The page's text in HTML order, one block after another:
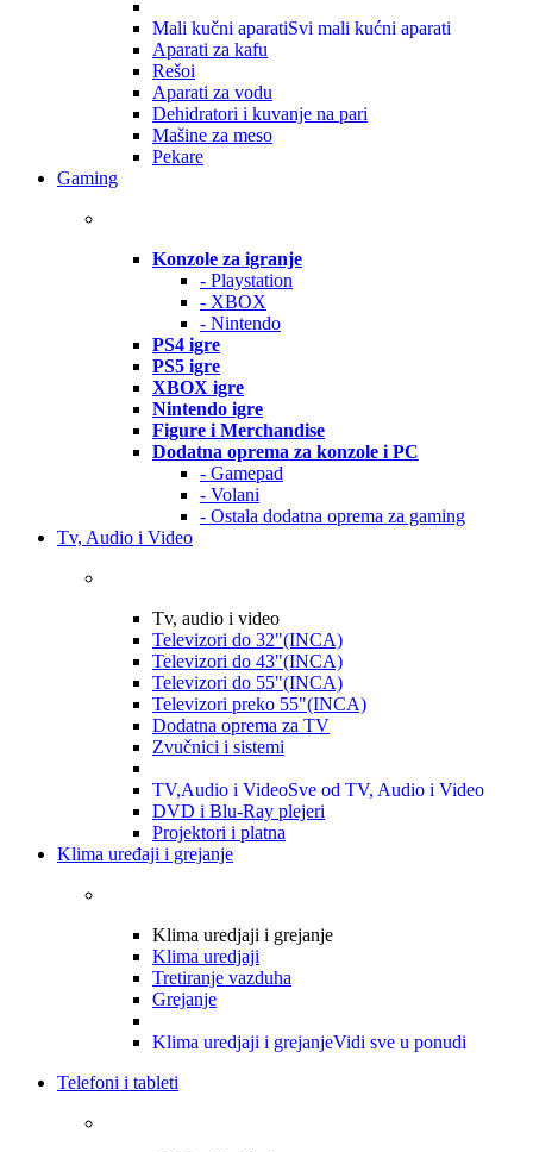
Mali kučni aparatiSvi mali kućni aparati
Aparati za kafu
Rešoi
Aparati za vodu
Dehidratori i kuvanje na pari
Mašine za meso
Pekare
Gaming
Konzole za igranje
- Playstation
- XBOX
- Nintendo
PS4 igre
PS5 igre
XBOX igre
Nintendo igre
Figure i Merchandise
Dodatna oprema za konzole i PC
- Gamepad
- Volani
- Ostala dodatna oprema za gaming
Tv, Audio i Video
Tv, audio i video
Televizori do 32"(INCA)
Televizori do 43"(INCA)
Televizori do 55"(INCA)
Televizori preko 55"(INCA)
Dodatna oprema za TV
Zvučnici i sistemi
TV,Audio i VideoSve od TV, Audio i Video
DVD i Blu-Ray plejeri
Projektori i platna
Klima uređaji i grejanje
Klima uredjaji i grejanje
Klima uredjaji
Tretiranje vazduha
Grejanje
Klima uredjaji i grejanjeVidi sve u ponudi
Telefoni i tableti